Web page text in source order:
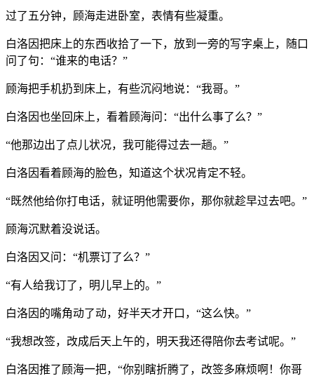
过了五分钟，顾海走进卧室，表情有些凝重。
白洛因把床上的东西收拾了一下，放到一旁的写字桌上，随口
问了句：“谁来的电话？”
顾海把手机扔到床上，有些沉闷地说：“我哥。”
白洛因也坐回床上，看着顾海问：“出什么事了么？”
“他那边出了点儿状况，我可能得过去一趟。”
白洛因看着顾海的脸色，知道这个状况肯定不轻。
“既然他给你打电话，就证明他需要你，那你就趁早过去吧。”
顾海沉默着没说话。
白洛因又问：“机票订了么？”
“有人给我订了，明儿早上的。”
白洛因的嘴角动了动，好半天才开口，“这么快。”
“我想改签，改成后天上午的，明天我还得陪你去考试呢。”
白洛因推了顾海一把，“你别瞎折腾了，改签多麻烦啊！你哥